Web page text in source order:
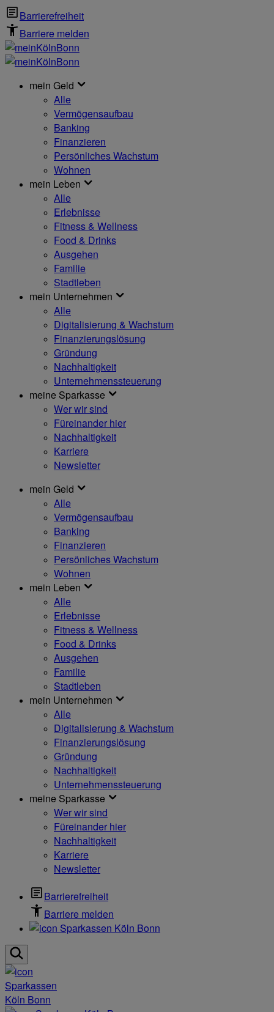
Barrierefreiheit
Barriere melden
mein Geld
Alle
Vermögensaufbau
Banking
Finanzieren
Persönliches Wachstum
Wohnen
mein Leben
Alle
Erlebnisse
Fitness & Wellness
Food & Drinks
Ausgehen
Familie
Stadtleben
mein Unternehmen
Alle
Digitalisierung & Wachstum
Finanzierungslösung
Gründung
Nachhaltigkeit
Unternehmenssteuerung
meine Sparkasse
Wer wir sind
Füreinander hier
Nachhaltigkeit
Karriere
Newsletter
mein Geld
Alle
Vermögensaufbau
Banking
Finanzieren
Persönliches Wachstum
Wohnen
mein Leben
Alle
Erlebnisse
Fitness & Wellness
Food & Drinks
Ausgehen
Familie
Stadtleben
mein Unternehmen
Alle
Digitalisierung & Wachstum
Finanzierungslösung
Gründung
Nachhaltigkeit
Unternehmenssteuerung
meine Sparkasse
Wer wir sind
Füreinander hier
Nachhaltigkeit
Karriere
Newsletter
Barrierefreiheit
Barriere melden